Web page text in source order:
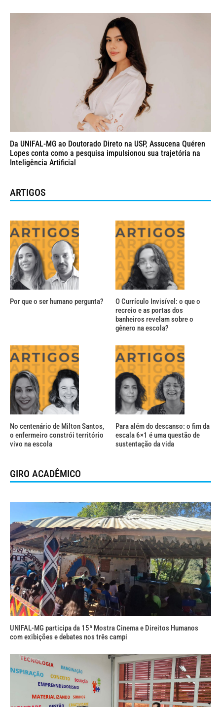
Da UNIFAL-MG ao Doutorado Direto na USP, Assucena Quéren
Lopes conta como a pesquisa impulsionou sua trajetória na
Inteligência Artificial
ARTIGOS
Por que o ser humano pergunta?
O Currículo Invisível: o que o
recreio e as portas dos
banheiros revelam sobre o
gênero na escola?
No centenário de Milton Santos,
o enfermeiro constrói território
vivo na escola
Para além do descanso: o fim da
escala 6×1 é uma questão de
sustentação da vida
GIRO ACADÊMICO
UNIFAL-MG participa da 15ª Mostra Cinema e Direitos Humanos
com exibições e debates nos três campi